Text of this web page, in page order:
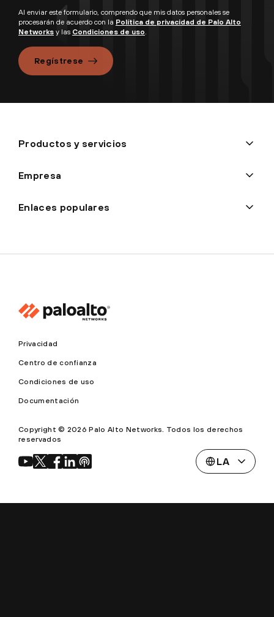
Al enviar este formulario, comprendo que mis datos personales se
procesarán de acuerdo con la Política de privacidad de Palo Alto
Networks y las Condiciones de uso.
Regístrese
Productos y servicios
Empresa
Enlaces populares
Privacidad
Centro de confianza
Condiciones de uso
Documentación
Copyright © 2026 Palo Alto Networks. Todos los derechos
reservados
LA